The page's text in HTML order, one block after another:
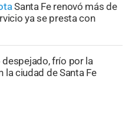
Santa Fe renovó más de
ya se presta con
frío por la
la ciudad de Santa Fe